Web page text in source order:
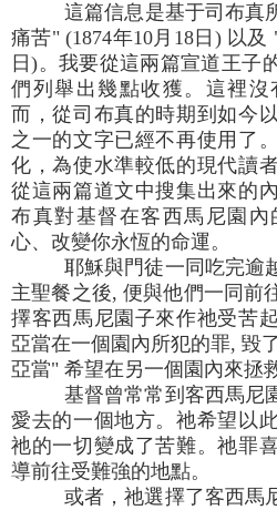
這篇信息是基于司布真
痛苦" (1874年10月18日) 以
日)。我要從這兩篇宣道王子
們列舉出幾點收獲。這裡
而，從司布真的時期到如今
之一的文字已經不再使用了
化，為使水準較低的現代讀
從這兩篇道文中搜集出來的
布真對基督在客西馬尼園
心、改變你永恆的命運。
耶穌與門徒一同吃完逾
主聖餐之後, 便與他們一同前
擇客西馬尼園子來作祂受苦
亞當在一個園內所犯的罪, 毀
亞當" 希望在另一個園內來拯
基督曾常常到客西馬尼
愛去的一個地方。祂希望以
祂的一切變成了苦難。祂罪
導前往受難強的地點。
或者，祂選擇了客西馬